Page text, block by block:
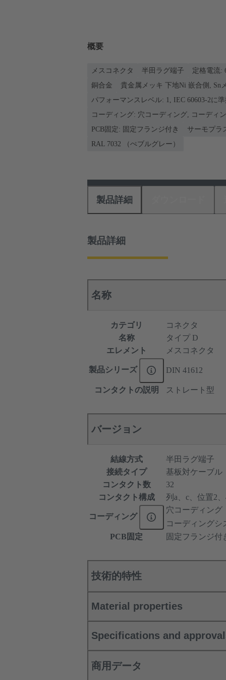
概要
メスコネクタ 半田ラグ端子 定格電流:
銅合金
貴金属メッキ 下地Ni 嵌合側, Sn
パフォーマンスレベル: 1, IEC 60603-2に
コーディング: 穴コーディング, コーディ
PCB固定: 固定フランジ付き
サーモプラ
RAL 7032 （ぺブルグレー）
製品詳細
製品詳細
名称
カテゴリ
コネクタ
名称
タイプ D
エレメント
メスコネクタ
製品シリーズ DIN 41612
コンタクトの説明 ストレート型
バージョン
結線方式
半田ラグ端子
接続タイプ
基板対ケーブル
コンタクト数
32
コンタクト構成
列a、c、位置2
コーディング
穴コーディング
コーディングシ
PCB固定
固定フランジ付
技術的特性
Material properties
Specifications and
商用データ